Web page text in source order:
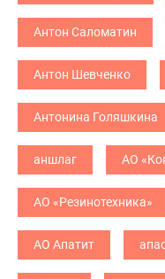
Антон Саломатин
Антон Шевченко
Антонина Голяшкина
аншлаг АО
АО «Резинотехника»
АО Апатит